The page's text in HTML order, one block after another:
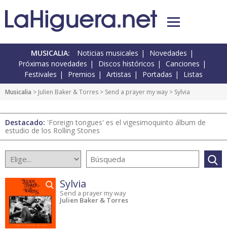
MUSICALIA: Noticias musicales
Novedades
Próximas novedades
Discos históricos
Canciones
Festivales
Premios Artistas Portadas Listas
Musicalia > Julien Baker & Torres > Send a prayer my way > Sylvia
Destacado: 'Foreign tongues' es el vigesimoquinto álbum de
estudio de los Rolling Stones
Sylvia
Send a prayer my way
Julien Baker & Torres